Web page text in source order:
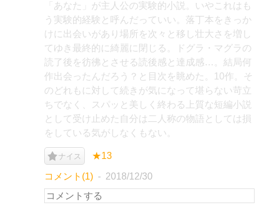
「あなた」が主人公の実験的小説。いやこれはも
う実験的経験と呼んだっていい。落丁本をきっか
けに出会いがあり場所を次々と移し壮大さを増し
てゆき最終的に綺麗に閉じる。ドグラ・マグラの
読了後を彷彿とさせる読後感と達成感…。結局何
作出会ったんだろう？と目次を眺めた。10作。そ
のどれもに対して続きが気になって堪らない苛立
ちでなく、スパッと美しく終わる上質な短編小説
として受け止めた自分は二人称の物語としては損
をしている気がしなくもない。
ナイス ★13
コメント(1) 2018/12/30